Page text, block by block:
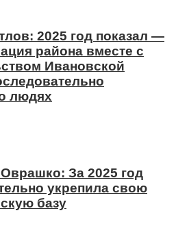
2025 год показал —
района вместе с
Ивановской
людях
За 2025 год
укрепила свою
базу